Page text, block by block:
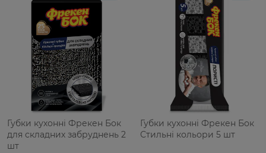
Губки кухонні Фрекен Бок
для складних забруднень 2
шт
Губки кухонні Фрекен Бок
Стильні кольори 5 шт